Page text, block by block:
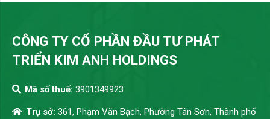
CÔNG TY CỔ PHẦN ĐẦU TƯ PHÁT
TRIỂN KIM ANH HOLDINGS
Mã số thuế: 3901349923
Trụ sở: 361, Phạm Văn Bạch, Phường Tân Sơn, Thành phố